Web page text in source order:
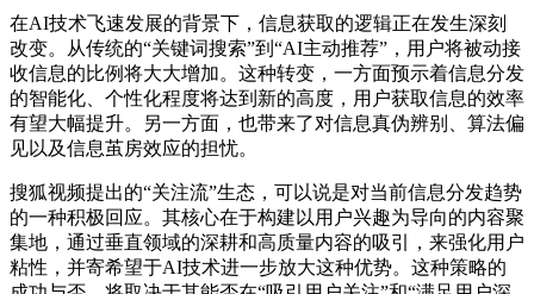
在AI技术飞速发展的背景下，信息获取的逻辑正在发生深刻
改变。从传统的“关键词搜索”到“AI主动推荐”，用户将被动接
收信息的比例将大大增加。这种转变，一方面预示着信息分发
的智能化、个性化程度将达到新的高度，用户获取信息的效率
有望大幅提升。另一方面，也带来了对信息真伪辨别、算法偏
见以及信息茧房效应的担忧。
搜狐视频提出的“关注流”生态，可以说是对当前信息分发趋势
的一种积极回应。其核心在于构建以用户兴趣为导向的内容聚
集地，通过垂直领域的深耕和高质量内容的吸引，来强化用户
粘性，并寄希望于AI技术进一步放大这种优势。这种策略的